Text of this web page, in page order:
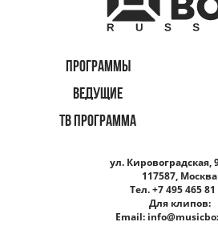
ПРОГРАММЫ
ВЕДУЩИЕ
ТВ ПРОГРАММА
ул. Кировоградская,
117587, Москва
Тел. +7 495 465 81
Для клипов:
Email: